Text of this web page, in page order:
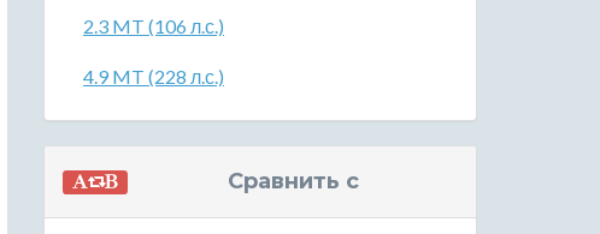
2.3 MT (106 л.с.)
4.9 MT (228 л.с.)
Сравнить с